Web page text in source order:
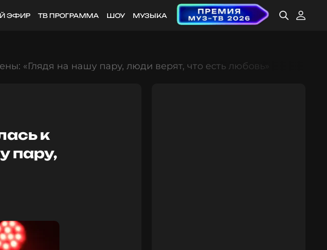
ЭФИР ТВ ПРОГРАММА ШОУ МУЗЫКА
«Глядя на нашу пару, люди верят, что есть любовь»
к
пару,